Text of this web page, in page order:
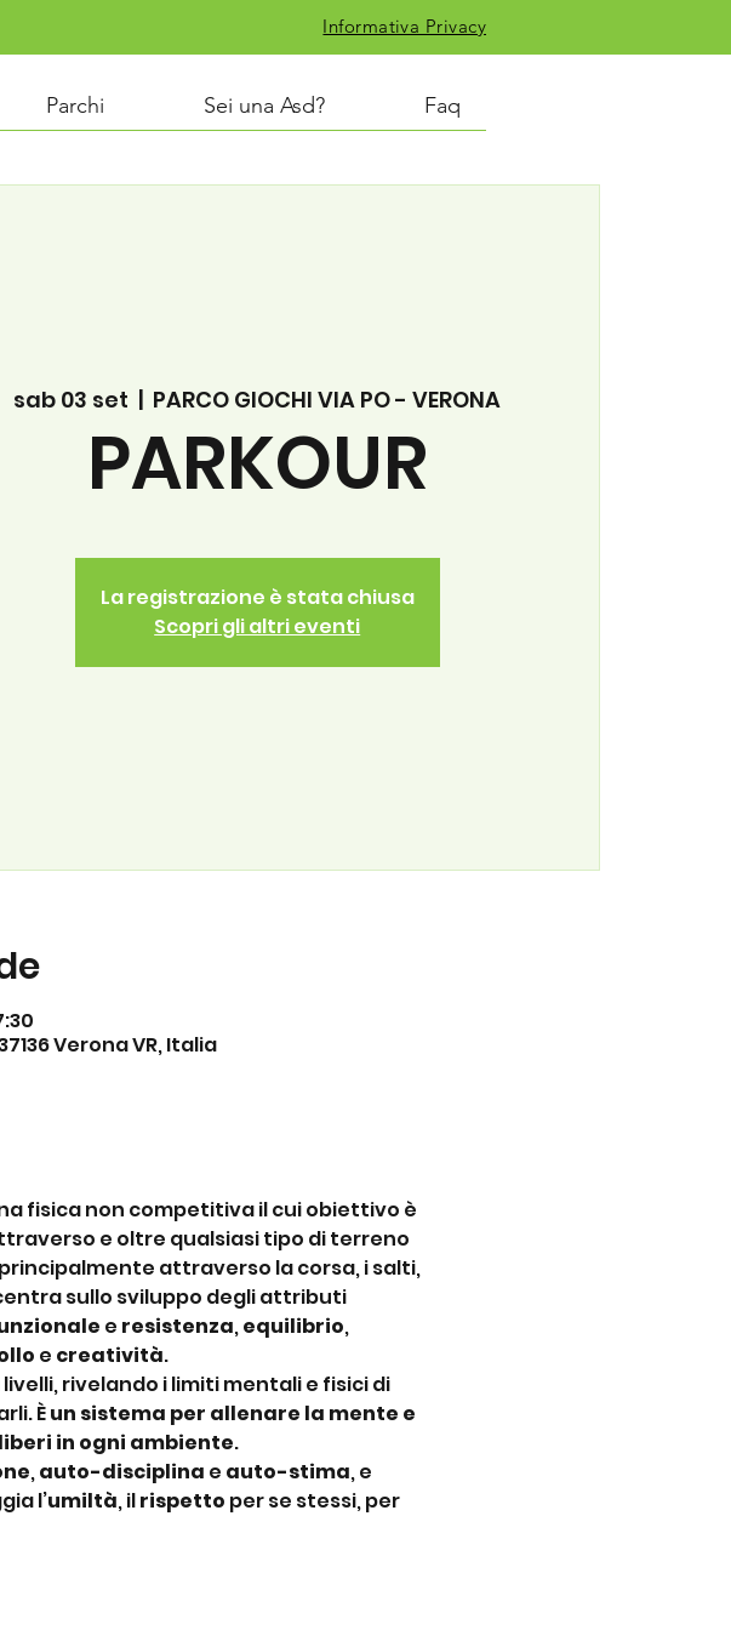
Informativa Privacy
Parchi Sei una Asd? Faq
sab 03 set PARCO GIOCHI VIA PO - VERONA
PARKOUR
La registrazione è stata chiusa
Scopri gli altri eventi
Verona VR, Italia
fisica non competitiva il cui obiettivo è
e oltre qualsiasi tipo di terreno
attraverso la corsa, i salti,
sullo sviluppo degli attributi
e resistenza, equilibrio,
e creatività.
rivelando i limiti mentali e fisici di
È un sistema per allenare la mente e
liberi in ogni ambiente.
, auto-disciplina e auto-stima, e
l’umiltà, il rispetto per se stessi, per